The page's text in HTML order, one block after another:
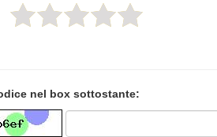
nel box sottostante: